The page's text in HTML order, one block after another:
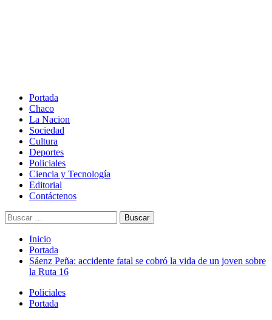
Portada
Chaco
La Nacion
Sociedad
Cultura
Deportes
Policiales
Ciencia y Tecnología
Editorial
Contáctenos
Buscar:
Inicio
Portada
Sáenz Peña: accidente fatal se cobró la vida de un joven sobre
la Ruta 16
Policiales
Portada